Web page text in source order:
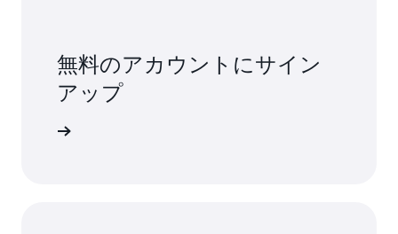
無料のアカウントにサイン
アップ